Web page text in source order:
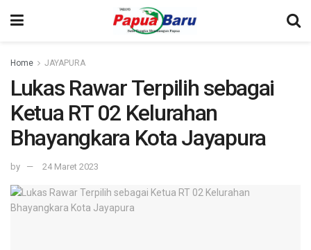
Home JAYAPURA
Lukas Rawar Terpilih sebagai
Ketua RT 02 Kelurahan
Bhayangkara Kota Jayapura
by 24 Maret 2023